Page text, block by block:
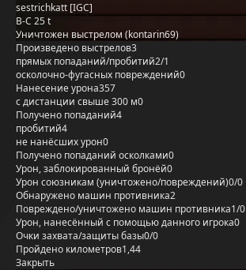
sestrichkatt [IGC]
B-C 25 t
Уничтожен выстрелом (kontarin69)
Произведено выстрелов3
прямых попаданий/пробитий2/1
осколочно-фугасных повреждений0
Нанесение урона357
с дистанции свыше 300 м0
Получено попаданий4
пробитий4
не нанёсших урон0
Получено попаданий осколками0
Урон, заблокированный бронёй0
Урон союзникам (уничтожено/повреждений)0/0
Обнаружено машин противника2
Повреждено/уничтожено машин противника1/0
Урон, нанесённый с помощью данного игрока0
Очки захвата/защиты базы0/0
Пройдено километров1,44
Закрыть